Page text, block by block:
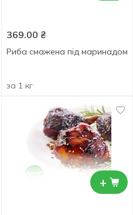
369.00 ₴
Риба смажена під маринадом
за 1 кг
+